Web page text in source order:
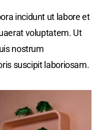
incidunt ut labore et
voluptatem. Ut
nostrum
suscipit laboriosam.